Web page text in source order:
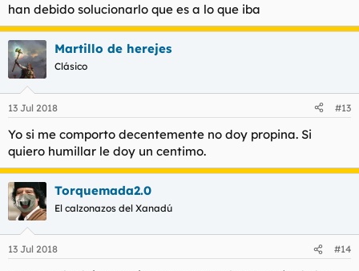
han debido solucionarlo que es a lo que iba
Martillo de herejes
Clásico
13 Jul 2018 #13
Yo si me comporto decentemente no doy propina. Si
quiero humillar le doy un centimo.
Torquemada2.0
El calzonazos del Xanadú
13 Jul 2018 #14